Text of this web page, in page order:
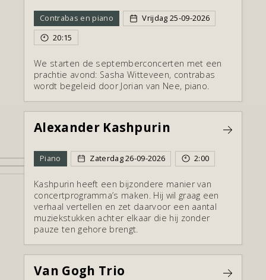
Contrabas en piano Vrijdag 25-09-2026
20:15
We starten de septemberconcerten met een
prachtie avond: Sasha Witteveen, contrabas
wordt begeleid door Jorian van Nee, piano.
Alexander Kashpurin
Piano Zaterdag26-09-2026 2:00
Kashpurin heeft een bijzondere manier van
concertprogramma’s maken. Hij wil graag een
verhaal vertellen en zet daarvoor een aantal
muziekstukken achter elkaar die hij zonder
pauze ten gehore brengt.
Van Gogh Trio